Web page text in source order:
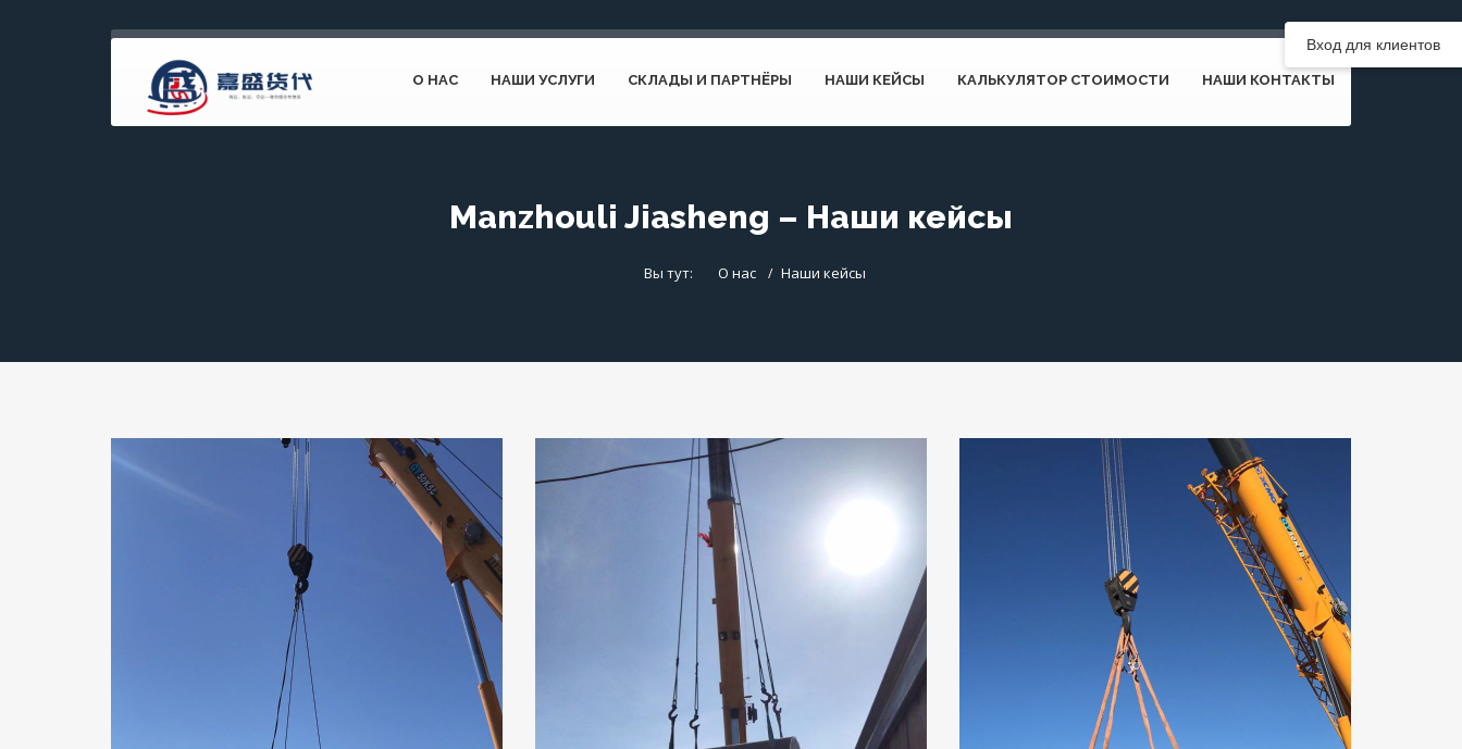
О НАС НАШИ УСЛУГИ СКЛАДЫ И ПАРТНЁРЫ НАШИ КЕЙСЫ КАЛЬКУЛЯТОР СТОИМОСТИ НАШИ КОНТАКТЫ
Manzhouli Jiasheng – Наши кейсы
Вы тут: О нас Наши кейсы
Вход для клиентов